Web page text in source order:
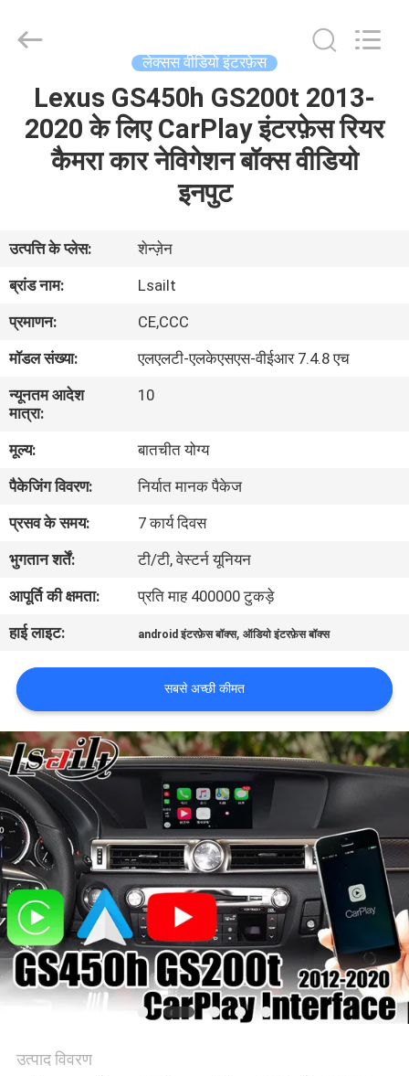
उत्पादों
हमारे
कारखाना
भ्रमण
गुणवत्ता
नियंत्रण
संपर्क
करें
समाचार
मामलों
साइटमैप
PRIVACY
POLICY
Electron
Co.,Ltd.
Reserved.
लेक्सस वीडियो इंटरफ़ेस
Lexus GS450h GS200t 2013-
2020 के लिए CarPlay इंटरफ़ेस रियर
कैमरा कार नेविगेशन बॉक्स वीडियो
इनपुट
उत्पत्ति के प्लेस:
शेन्ज़ेन
ब्रांड नाम:
Lsailt
प्रमाणन:
CE,CCC
मॉडल संख्या:
एलएलटी-एलकेएसएस-वीईआर 7.4.8 एच
न्यूनतम आदेश
मात्रा:
10
मूल्य:
बातचीत योग्य
पैकेजिंग विवरण:
निर्यात मानक पैकेज
प्रसव के समय:
7 कार्य दिवस
भुगतान शर्तें:
टी/टी, वेस्टर्न यूनियन
आपूर्ति की क्षमता:
प्रति माह 400000 टुकड़े
हाई लाइट:
android इंटरफ़ेस बॉक्स,ऑडियो इंटरफ़ेस बॉक्स
सबसे अच्छी कीमत
उत्पाद विवरण